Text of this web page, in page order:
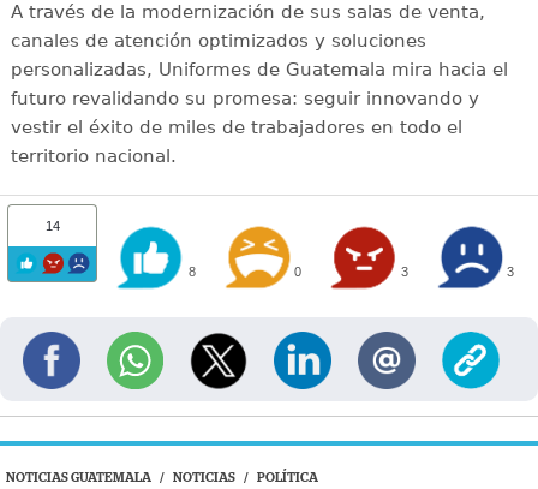
A través de la modernización de sus salas de venta,
canales de atención optimizados y soluciones
personalizadas, Uniformes de Guatemala mira hacia el
futuro revalidando su promesa: seguir innovando y
vestir el éxito de miles de trabajadores en todo el
territorio nacional.
14
8 0 3 3
NOTICIAS GUATEMALA / NOTICIAS / POLÍTICA